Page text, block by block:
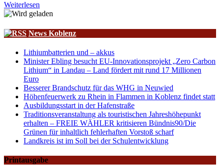
Weiterlesen
News Koblenz
Lithiumbatterien und – akkus
Minister Ebling besucht EU-Innovationsprojekt „Zero Carbon
Lithium“ in Landau – Land fördert mit rund 17 Millionen
Euro
Besserer Brandschutz für das WHG in Neuwied
Höhenfeuerwerk zu Rhein in Flammen in Koblenz findet statt
Ausbildungsstart in der Hafenstraße
Traditionsveranstaltung als touristischen Jahreshöhepunkt
erhalten – FREIE WÄHLER kritisieren Bündnis90/Die
Grünen für inhaltlich fehlerhaften Vorstoß scharf
Landkreis ist im Soll bei der Schulentwicklung
Printausgabe